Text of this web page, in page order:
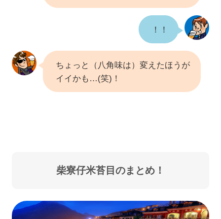
！！
ちょっと（八角味は）変えたほうが
イイかも…(笑)！
柴寮仔米苔目のまとめ！